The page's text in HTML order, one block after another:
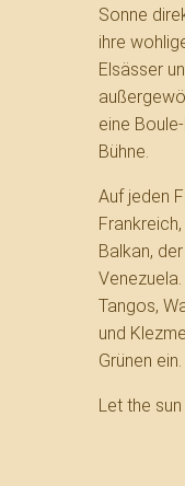
Sonne
ihre
Elsässer
eine
Bühne.
Auf jeden
Balkan,
Venezuela.
Tangos,
und
Grünen ein.
Let the